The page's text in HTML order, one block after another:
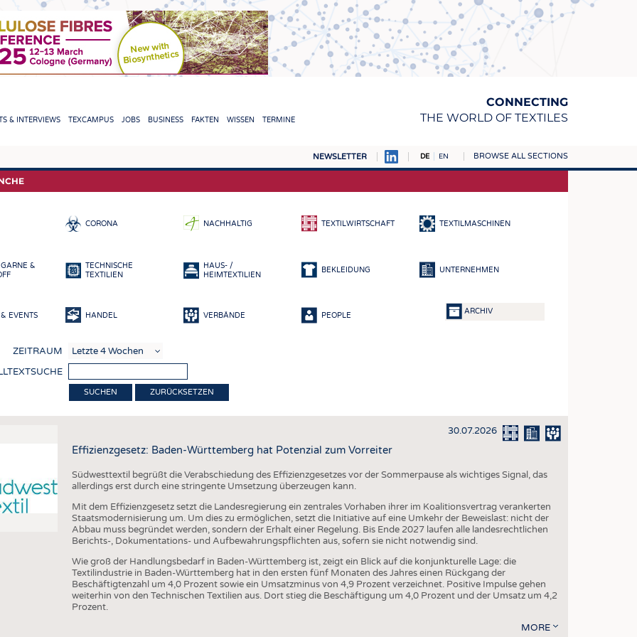
CONNECTING
THE WORLD OF TEXTILES
& INTERVIEWS TEXCAMPUS JOBS BUSINESS FAKTEN WISSEN TERMINE
NEWSLETTER DE EN BROWSE ALL SECTIONS
TEXTILE LEADERSHIP FASERN
GEWEBE
VLIESSTOFFE
NACHHALTIGKEIT
KREISLAUFWIRTSCHAFT
TECHNISCHE TEXTILIEN
SMART TEXTILES
HAUS- UND HEIMTEXTILIEN
BEKLEIDUNG
CORONA NACHHALTIG TEXTILWIRTSCHAFT TEXTILMASCHINEN
&
TECHNISCHE
TEXTILIEN
HAUS- /
HEIMTEXTILIEN
BEKLEIDUNG UNTERNEHMEN
EVENTS HANDEL VERBÄNDE PEOPLE ARCHIV
ZEITRAUM
ZURÜCKSETZEN
30.07.2026
Effizienzgesetz: Baden-Württemberg hat Potenzial zum Vorreiter
Südwesttextil begrüßt die Verabschiedung des Effizienzgesetzes vor der Sommerpause als wichtiges Signal, das
allerdings erst durch eine stringente Umsetzung überzeugen kann.
Mit dem Effizienzgesetz setzt die Landesregierung ein zentrales Vorhaben ihrer im Koalitionsvertrag verankerten
Staatsmodernisierung um. Um dies zu ermöglichen, setzt die Initiative auf eine Umkehr der Beweislast: nicht der
Abbau muss begründet werden, sondern der Erhalt einer Regelung. Bis Ende 2027 laufen alle landesrechtlichen
Berichts-, Dokumentations- und Aufbewahrungspflichten aus, sofern sie nicht notwendig sind.
Wie groß der Handlungsbedarf in Baden-Württemberg ist, zeigt ein Blick auf die konjunkturelle Lage: die
Textilindustrie in Baden-Württemberg hat in den ersten fünf Monaten des Jahres einen Rückgang der
Beschäftigtenzahl um 4,0 Prozent sowie ein Umsatzminus von 4,9 Prozent verzeichnet. Positive Impulse gehen
weiterhin von den Technischen Textilien aus. Dort stieg die Beschäftigung um 4,0 Prozent und der Umsatz um 4,2
Prozent.
MORE